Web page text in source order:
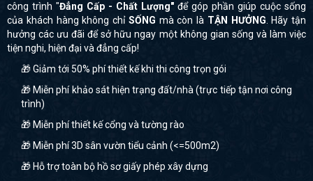
công trình "Đẳng Cấp - Chất Lượng" để góp phần giúp cuộc sống
của khách hàng không chỉ SỐNG mà còn là TẬN HƯỞNG . Hãy tận
hưởng các ưu đãi để sở hữu ngay một không gian sống và làm việc
tiện nghi, hiện đại và đẳng cấp!
🎁 Giảm tới 50% phí thiết kế khi thi công trọn gói
🎁 Miễn phí khảo sát hiện trạng đất/nhà (trực tiếp tận nơi công
trình)
🎁 Miễn phí thiết kế cổng và tường rào
🎁 Miễn phí 3D sân vườn tiểu cảnh (<=500m2)
🎁 Hỗ trợ toàn bộ hồ sơ giấy phép xây dựng